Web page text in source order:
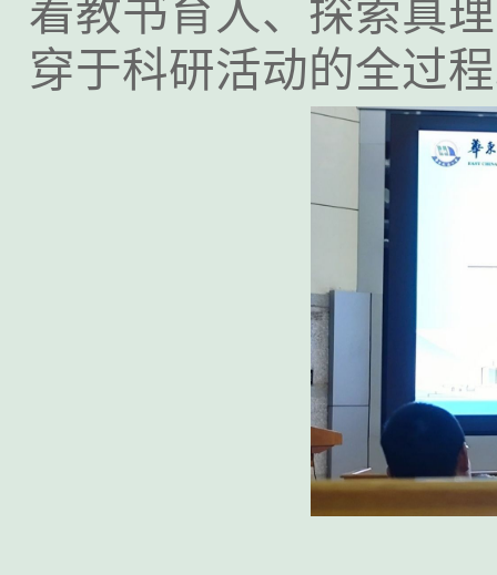
着教书育人、探索真
穿于科研活动的全过